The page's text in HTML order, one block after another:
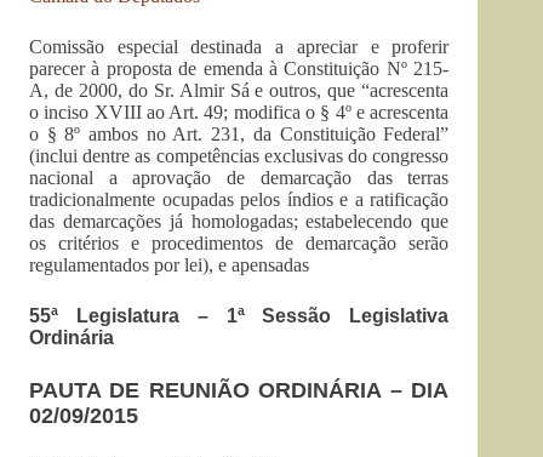
Comissão especial destinada a apreciar e proferir
parecer à proposta de emenda à Constituição Nº 215-
A, de 2000, do Sr. Almir Sá e outros, que “acrescenta
o inciso XVIII ao Art. 49; modifica o § 4º e acrescenta
o § 8º ambos no Art. 231, da Constituição Federal”
(inclui dentre as competências exclusivas do congresso
nacional a aprovação de demarcação das terras
tradicionalmente ocupadas pelos índios e a ratificação
das demarcações já homologadas; estabelecendo que
os critérios e procedimentos de demarcação serão
regulamentados por lei), e apensadas
55ª Legislatura – 1ª Sessão Legislativa
Ordinária
PAUTA DE REUNIÃO ORDINÁRIA – DIA
02/09/2015